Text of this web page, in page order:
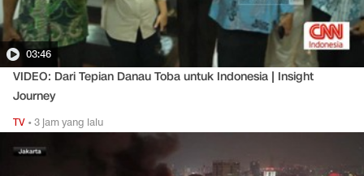
03:46
VIDEO: Dari Tepian Danau Toba untuk Indonesia | Insight
Journey
TV •3 jam yang lalu